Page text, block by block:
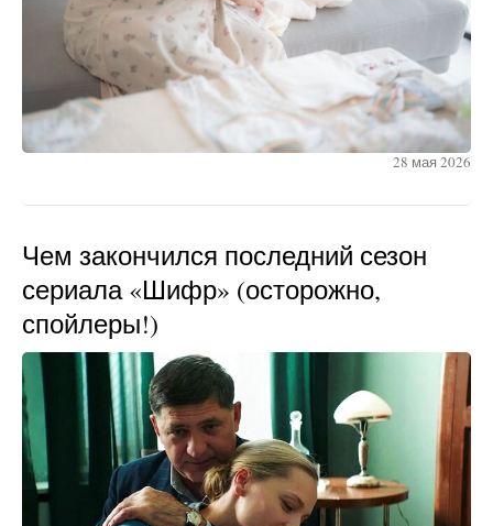
28 мая 2026
Чем закончился последний сезон
сериала «Шифр» (осторожно,
спойлеры!)